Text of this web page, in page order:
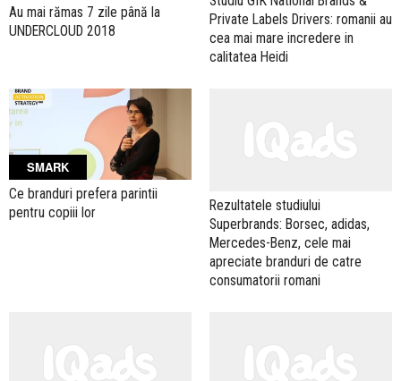
Au mai rămas 7 zile până la
UNDERCLOUD 2018
Private Labels Drivers: romanii au
cea mai mare incredere in
calitatea Heidi
SMARK
Ce branduri prefera parintii
pentru copiii lor
Rezultatele studiului
Superbrands: Borsec, adidas,
Mercedes-Benz, cele mai
apreciate branduri de catre
consumatorii romani